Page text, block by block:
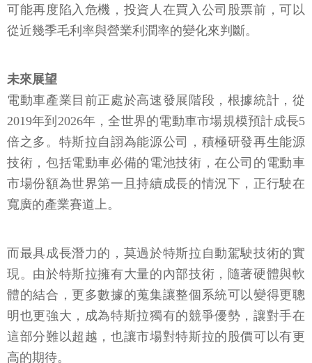
可能再度陷入危機，投資人在買入公司股票前，可以
從近幾季毛利率與營業利潤率的變化來判斷。
未來展望
電動車產業目前正處於高速發展階段，根據統計，從
2019年到2026年，全世界的電動車市場規模預計成長5
倍之多。特斯拉自詡為能源公司，積極研發再生能源
技術，包括電動車必備的電池技術，在公司的電動車
市場份額為世界第一且持續成長的情況下，正行駛在
寬廣的產業賽道上。
而最具成長潛力的，莫過於特斯拉自動駕駛技術的實
現。由於特斯拉擁有大量的內部技術，隨著硬體與軟
體的結合，更多數據的蒐集讓整個系統可以變得更聰
明也更強大，成為特斯拉獨有的競爭優勢，讓對手在
這部分難以超越，也讓市場對特斯拉的股價可以有更
高的期待。